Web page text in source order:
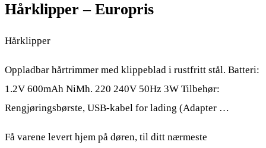
Hårklipper – Europris
Hårklipper
Oppladbar hårtrimmer med klippeblad i rustfritt stål. Batteri:
1.2V 600mAh NiMh. 220 240V 50Hz 3W Tilbehør:
Rengjøringsbørste, USB-kabel for lading (Adapter …
Få varene levert hjem på døren, til ditt nærmeste